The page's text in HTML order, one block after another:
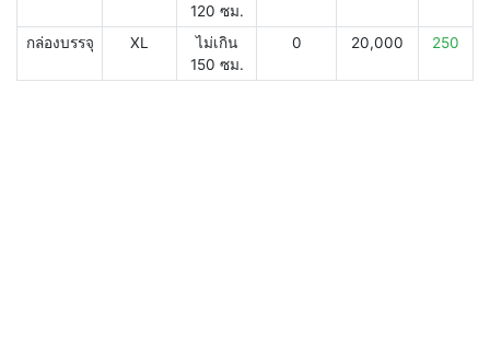
120 ซม.
กล่องบรรจุ XL
ไม่เกิน
150 ซม.
0 20,000 250